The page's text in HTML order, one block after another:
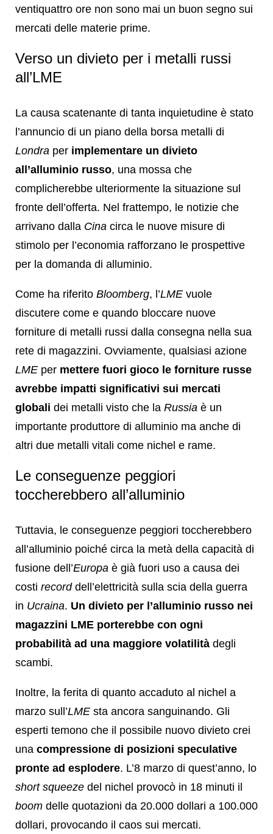
ventiquattro ore non sono mai un buon segno sui
mercati delle materie prime.
Verso un divieto per i metalli russi
all’LME
La causa scatenante di tanta inquietudine è stato
l’annuncio di un piano della borsa metalli di
Londra per implementare un divieto
all’alluminio russo, una mossa che
complicherebbe ulteriormente la situazione sul
fronte dell’offerta. Nel frattempo, le notizie che
arrivano dalla Cina circa le nuove misure di
stimolo per l’economia rafforzano le prospettive
per la domanda di alluminio.
Come ha riferito Bloomberg, l’LME vuole
discutere come e quando bloccare nuove
forniture di metalli russi dalla consegna nella sua
rete di magazzini. Ovviamente, qualsiasi azione
LME per mettere fuori gioco le forniture russe
avrebbe impatti significativi sui mercati
globali dei metalli visto che la Russia è un
importante produttore di alluminio ma anche di
altri due metalli vitali come nichel e rame.
Le conseguenze peggiori
toccherebbero all’alluminio
Tuttavia, le conseguenze peggiori toccherebbero
all’alluminio poiché circa la metà della capacità di
fusione dell’Europa è già fuori uso a causa dei
costi recorddell’elettricità sulla scia della guerra
in Ucraina. Un divieto per l’alluminio russo nei
magazzini LME porterebbe con ogni
probabilità ad una maggiore volatilità degli
scambi.
Inoltre, la ferita di quanto accaduto al nichel a
marzo sull’LME sta ancora sanguinando. Gli
esperti temono che il possibile nuovo divieto crei
una compressione di posizioni speculative
pronte ad esplodere. L’8 marzo di quest’anno, lo
short squeeze del nichel provocò in 18 minuti il
boom delle quotazioni da 20.000 dollari a 100.000
dollari, provocando il caos sui mercati.